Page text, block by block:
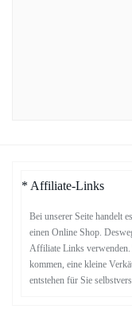
* Affiliate-Links
Bei unserer Seite handelt
einen Online Shop.
Affiliate Links verwenden.
kommen, eine kleine
entstehen für Sie